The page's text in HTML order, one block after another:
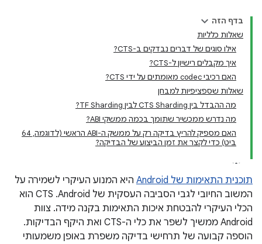
בדף הזה
שאלות כלליות
אילו סוגים של דברים נבדקים ב-CTS?
איך מקבלים רישיון ל-CTS?
האם רכיבי codec מאומתים על ידי CTS?
שאלות שספציפיות למבחן
מה ההבדל בין CTS Sharding לבין TF Sharding?
מה נדרש ממכשיר שתומך בכמה ממשקי ABI?
האם מספיק להריץ בדיקה רק על ממשק ה-ABI הראשי (לדוגמה, 64
ביט) כדי לקצר את זמן הביצוע של הבדיקה?
תוכנית התאימות של Android
היא המנוע העיקרי לשמירה על
המשוב החיובי לגבי הסביבה העסקית של Android. ‫CTS הוא
הכלי העיקרי להבטחת איכות התאימות בקנה מידה. צוות
Android ממשיך לשפר את כלי ה-CTS ואת היקף הבדיקות.
הוספה קבועה של תרחישי בדיקה משפרת באופן משמעותי